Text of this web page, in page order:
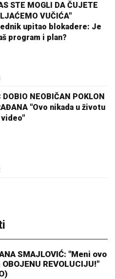
STE MOGLI DA ČUJETE
VUČIĆA"
upitao blokadere: Je
program i plan?
DOBIO NEOBIČAN POKLON
"Ovo nikada u životu
video"
SMAJLOVIĆ: "Meni ovo
OBOJENU REVOLUCIJU!"